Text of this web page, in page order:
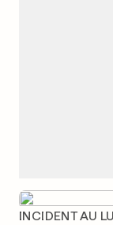
INCIDENT AU